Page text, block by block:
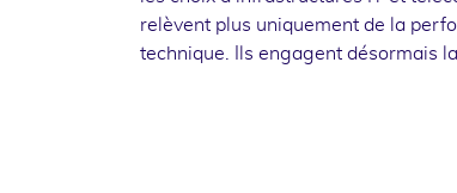
relèvent plus uniquement de la
technique. Ils engagent désormais